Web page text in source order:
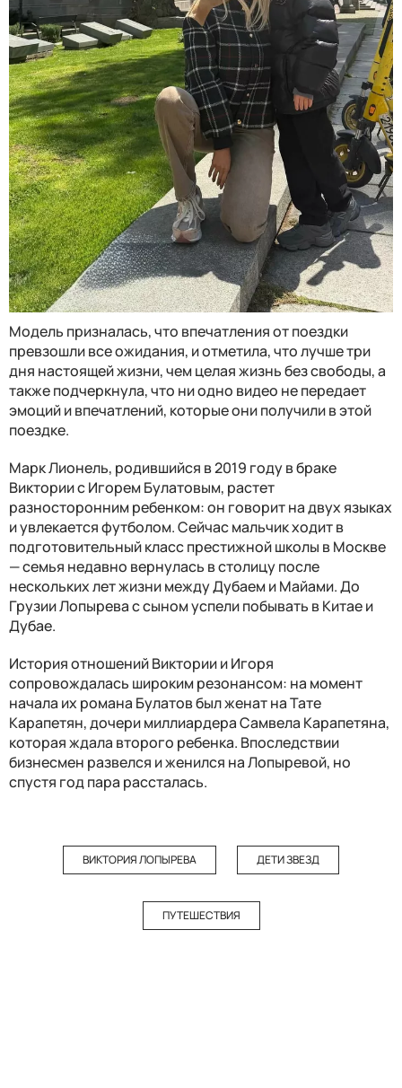
Модель призналась, что впечатления от поездки
превзошли все ожидания, и отметила, что лучше три
дня настоящей жизни, чем целая жизнь без свободы, а
также подчеркнула, что ни одно видео не передает
эмоций и впечатлений, которые они получили в этой
поездке.
Марк Лионель, родившийся в 2019 году в браке
Виктории с Игорем Булатовым, растет
разносторонним ребенком: он говорит на двух языках
и увлекается футболом. Сейчас мальчик ходит в
подготовительный класс престижной школы в Москве
— семья недавно вернулась в столицу после
нескольких лет жизни между Дубаем и Майами. До
Грузии Лопырева с сыном успели побывать в Китае и
Дубае.
История отношений Виктории и Игоря
сопровождалась широким резонансом: на момент
начала их романа Булатов был женат на Тате
Карапетян, дочери миллиардера Самвела Карапетяна,
которая ждала второго ребенка. Впоследствии
бизнесмен развелся и женился на Лопыревой, но
спустя год пара рассталась.
ВИКТОРИЯ ЛОПЫРЕВА ДЕТИ ЗВЕЗД
ПУТЕШЕСТВИЯ